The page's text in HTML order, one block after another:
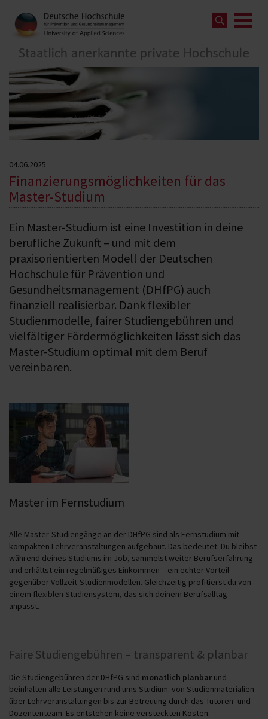
04.06.2025
Finanzierungsmöglichkeiten für das
Master-Studium
Ein Master-Studium ist eine Investition in deine
berufliche Zukunft – und mit dem
praxisorientierten Modell der Deutschen
Hochschule für Prävention und
Gesundheitsmanagement (DHfPG) auch
finanziell realisierbar. Dank flexibler
Studienmodelle, fairer Studiengebühren und
vielfältiger Fördermöglichkeiten lässt sich das
Master-Studium optimal mit dem Beruf
vereinbaren.
Master im Fernstudium
Alle Master-Studiengänge an der DHfPG sind als Fernstudium mit
kompakten Lehrveranstaltungen aufgebaut. Das bedeutet: Du bleibst
während deines Studiums im Job, sammelst weiter Berufserfahrung
und erhältst ein regelmäßiges Einkommen – ein echter Vorteil
gegenüber Vollzeit-Studienmodellen. Gleichzeitig profitierst du von
einem flexiblen Studiensystem, das sich deinem Berufsalltag
anpasst.
Faire Studiengebühren – transparent & planbar
Die Studiengebühren der DHfPG sind monatlich planbar und
beinhalten alle Leistungen rund ums Studium: von Studienmaterialien
über Lehrveranstaltungen bis zur Betreuung durch das Tutoren- und
Dozententeam. Es entstehen keine versteckten Kosten.